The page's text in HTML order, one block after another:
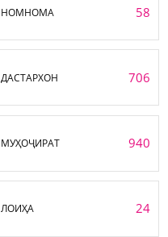
НОМНОМА 58
ДАСТАРХОН 706
МУҲОҶИРАТ 940
ЛОИҲА 24